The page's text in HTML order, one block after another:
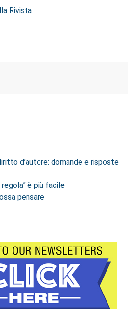
Rivista
d’autore: domande e risposte
regola” è più facile
pensare